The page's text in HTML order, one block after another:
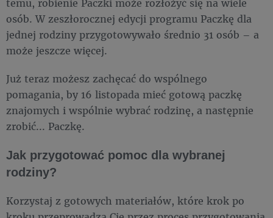
temu, robienie Paczki może rozłożyć się na wiele
osób. W zeszłorocznej edycji programu Paczkę dla
jednej rodziny przygotowywało średnio 31 osób – a
może jeszcze więcej.
Już teraz możesz zachęcać do wspólnego
pomagania, by 16 listopada mieć gotową paczkę
znajomych i wspólnie wybrać rodzinę, a następnie
zrobić... Paczkę.
Jak przygotować pomoc dla wybranej
rodziny?
Korzystaj z gotowych materiałów, które krok po